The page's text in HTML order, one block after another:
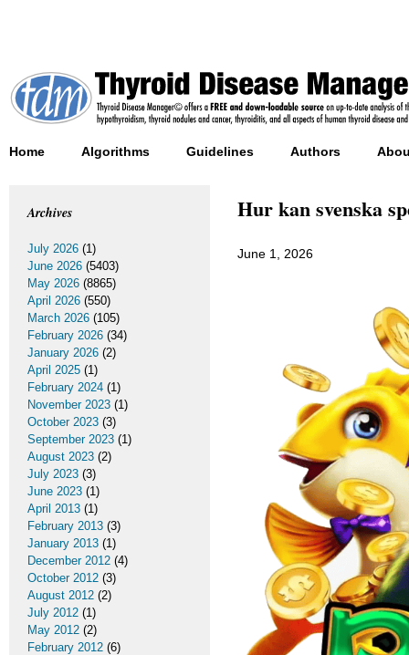
Home Algorithms Guidelines Authors
Hur kan svenska
June 1, 2026
Archives
July 2026 (1)
June 2026 (5403)
May 2026 (8865)
April 2026 (550)
March 2026 (105)
February 2026 (34)
January 2026 (2)
April 2025 (1)
February 2024 (1)
November 2023 (1)
October 2023 (3)
September 2023 (1)
August 2023 (2)
July 2023 (3)
June 2023 (1)
April 2013 (1)
February 2013 (3)
January 2013 (1)
December 2012 (4)
October 2012 (3)
August 2012 (2)
July 2012 (1)
May 2012 (2)
February 2012 (6)